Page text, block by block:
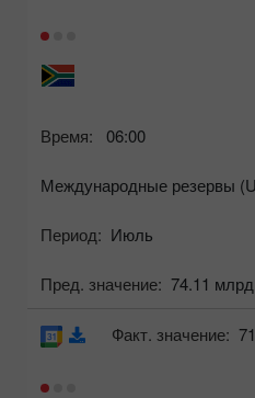
Время: 06:00
Международные резервы
Период: Июль
Пред. значение: 74.11
Факт. значение: